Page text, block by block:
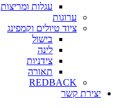
עגלות ומריצות
ערוגות
ציוד טיולים וקמפינג
בישול
לינה
צידניות
תאורה
REDBACK
יצירת קשר